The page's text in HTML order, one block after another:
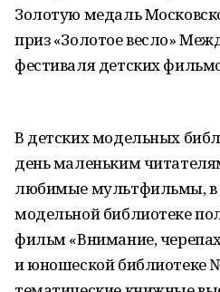
Золотую медаль
приз «Золотое весло»
фестиваля детских
В детских модельных
день маленьким
любимые мультфильмы, в
модельной библиотеке
фильм «Внимание,
и юношеской библиотеке